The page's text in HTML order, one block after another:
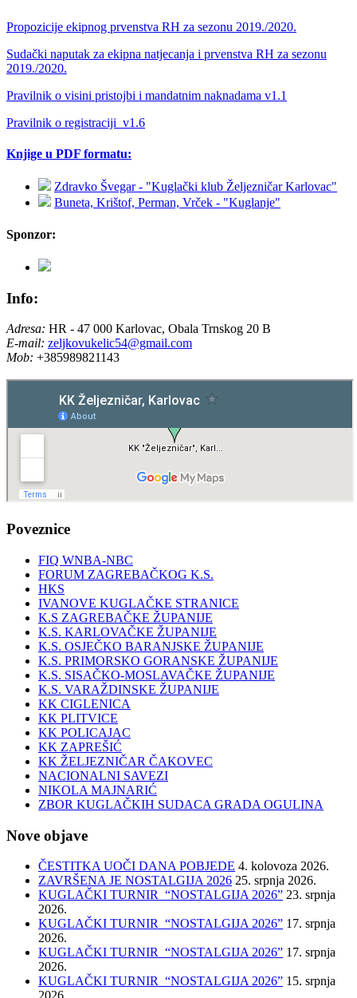
Propozicije ekipnog prvenstva RH za sezonu 2019./2020.
Sudački naputak za ekipna natjecanja i prvenstva RH za sezonu
2019./2020.
Pravilnik o visini pristojbi i mandatnim naknadama v1.1
Pravilnik o registraciji_v1.6
Knjige u PDF formatu:
Zdravko Švegar - "Kuglački klub Željezničar Karlovac"
Buneta, Krištof, Perman, Vrček - "Kuglanje"
Sponzor:
Info:
Adresa: HR - 47 000 Karlovac, Obala Trnskog 20 B
E-mail: zeljkovukelic54@gmail.com
Mob: +385989821143
Poveznice
FIQ WNBA-NBC
FORUM ZAGREBAČKOG K.S.
HKS
IVANOVE KUGLAČKE STRANICE
K.S ZAGREBAČKE ŽUPANIJE
K.S. KARLOVAČKE ŽUPANIJE
K.S. OSJEČKO BARANJSKE ŽUPANIJE
K.S. PRIMORSKO GORANSKE ŽUPANIJE
K.S. SISAČKO-MOSLAVAČKE ŽUPANIJE
K.S. VARAŽDINSKE ŽUPANIJE
KK CIGLENICA
KK PLITVICE
KK POLICAJAC
KK ZAPREŠIĆ
KK ŽELJEZNIČAR ČAKOVEC
NACIONALNI SAVEZI
NIKOLA MAJNARIĆ
ZBOR KUGLAČKIH SUDACA GRADA OGULINA
Nove objave
ČESTITKA UOČI DANA POBJEDE 4. kolovoza 2026.
ZAVRŠENA JE NOSTALGIJA 2026 25. srpnja 2026.
KUGLAČKI TURNIR “NOSTALGIJA 2026” 23. srpnja
2026.
KUGLAČKI TURNIR “NOSTALGIJA 2026” 17. srpnja
2026.
KUGLAČKI TURNIR “NOSTALGIJA 2026” 17. srpnja
2026.
KUGLAČKI TURNIR “NOSTALGIJA 2026” 15. srpnja